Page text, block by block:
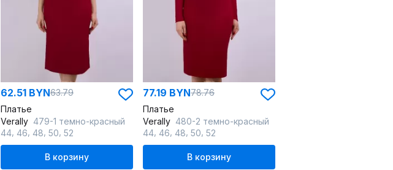
62.51 BYN63.79
Платье
Verally 479-1 темно-красный
44 46 48 50 52
В корзину
77.19 BYN78.76
Платье
Verally 480-2 темно-красный
44 46 48 50 52
В корзину